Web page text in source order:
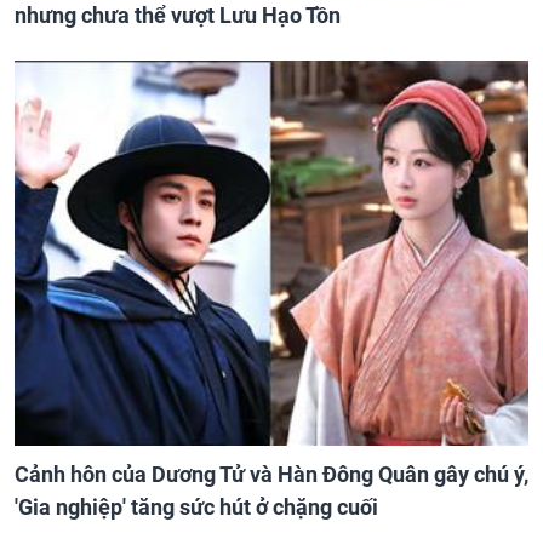
nhưng chưa thể vượt Lưu Hạo Tồn
Cảnh hôn của Dương Tử và Hàn Đông Quân gây chú ý,
'Gia nghiệp' tăng sức hút ở chặng cuối